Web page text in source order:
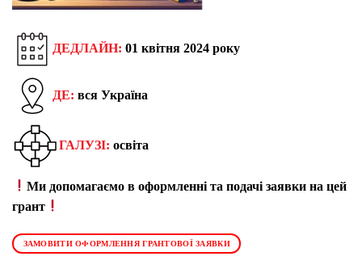
ДЕДЛАЙН: 01 квітня 2024 року
ДЕ: вся Україна
ГАЛУЗІ: освіта
Ми допомагаємо в оформленні та подачі заявки на цей
грант
ЗАМОВИТИ ОФОРМЛЕННЯ ГРАНТОВОЇ ЗАЯВКИ